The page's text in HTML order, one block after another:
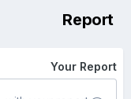
Report
Your Report